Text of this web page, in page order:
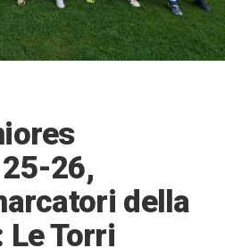
26,
della
Le Torri